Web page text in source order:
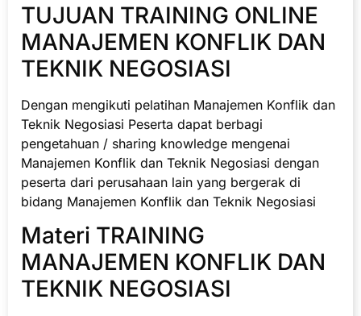
TUJUAN TRAINING ONLINE
MANAJEMEN KONFLIK DAN
TEKNIK NEGOSIASI
Dengan mengikuti pelatihan Manajemen Konflik dan
Teknik Negosiasi Peserta dapat berbagi
pengetahuan / sharing knowledge mengenai
Manajemen Konflik dan Teknik Negosiasi dengan
peserta dari perusahaan lain yang bergerak di
bidang Manajemen Konflik dan Teknik Negosiasi
Materi TRAINING
MANAJEMEN KONFLIK DAN
TEKNIK NEGOSIASI